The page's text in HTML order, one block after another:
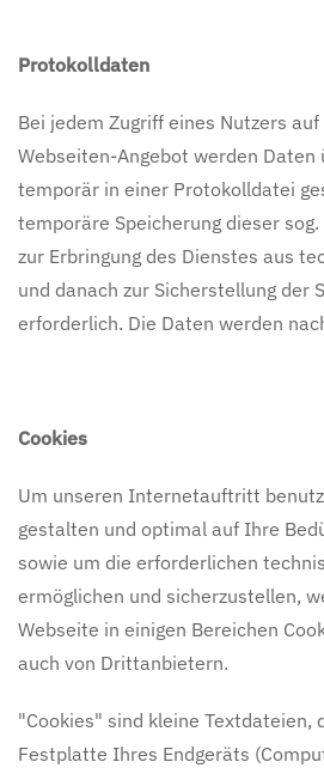
Protokolldaten
Bei jedem Zugriff eines Nutzers
Webseiten-Angebot werden Daten
temporär in einer Protokolldatei
temporäre Speicherung dieser
zur Erbringung des Dienstes aus
und danach zur Sicherstellung der
erforderlich. Die Daten werden
Cookies
Um unseren Internetauftritt
gestalten und optimal auf Ihre
sowie um die erforderlichen
ermöglichen und sicherzustellen,
Webseite in einigen Bereichen
auch von Drittanbietern.
"Cookies" sind kleine Textdateien,
Festplatte Ihres Endgeräts